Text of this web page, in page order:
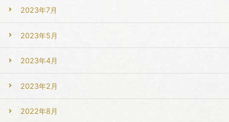
2023年7月
2023年5月
2023年4月
2023年2月
2022年8月